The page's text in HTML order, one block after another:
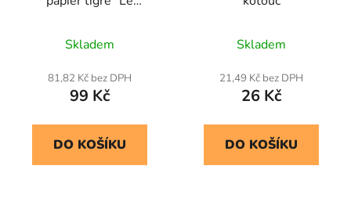
Skladem
81,82 Kč bez DPH
99 Kč
DO KOŠÍKU
Skladem
21,49 Kč bez DPH
26 Kč
DO KOŠÍKU